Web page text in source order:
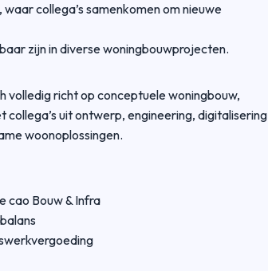
collega’s samenkomen om nieuwe
zijn in diverse woningbouwprojecten.
volledig richt op conceptuele woningbouw,
uit ontwerp, engineering, digitalisering
woonoplossingen.
cao Bouw & Infra